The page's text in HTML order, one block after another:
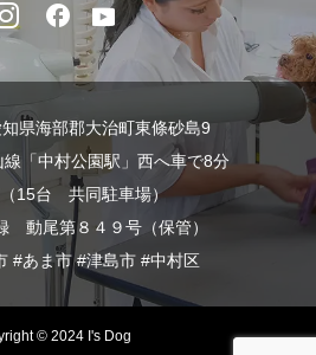
県海部郡大治町東條砂島9
「中村公園駅」西へ車で8分
15台 共同駐車場）
動尾第８４９号（保管）
#あま市 #津島市 #中村区
© 2024 I's Dog